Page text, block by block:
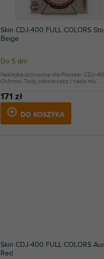
Skin CDJ-400 FULL COLORS
Beige
Do 5 dni
171 zł
DO KOSZYKA
Naklejka ochronna dla Pioneer CDJ-
Ochroni Twój odtwarzacz i nada mu...
Skin CDJ-400 FULL COLORS
Red